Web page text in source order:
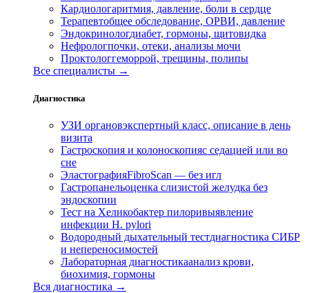
Кардиологаритмия, давление, боли в сердце
Терапевтобщее обследование, ОРВИ, давление
Эндокринологдиабет, гормоны, щитовидка
Нефрологпочки, отеки, анализы мочи
Проктологгеморрой, трещины, полипы
Все специалисты →
Диагностика
УЗИ органовэкспертный класс, описание в день
визита
Гастроскопия и колоноскопияс седацией или во
сне
ЭластографияFibroScan — без игл
Гастропанельоценка слизистой желудка без
эндоскопии
Тест на Хеликобактер пилоривыявление
инфекции H. pylori
Водородный дыхательный тестдиагностика СИБР
и непереносимостей
Лабораторная диагностикаанализ крови,
биохимия, гормоны
Вся диагностика →